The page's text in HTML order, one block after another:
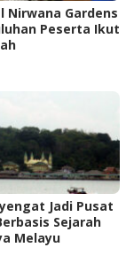
Nirwana Gardens
Peserta Ikut
Jadi Pusat
Sejarah
Melayu